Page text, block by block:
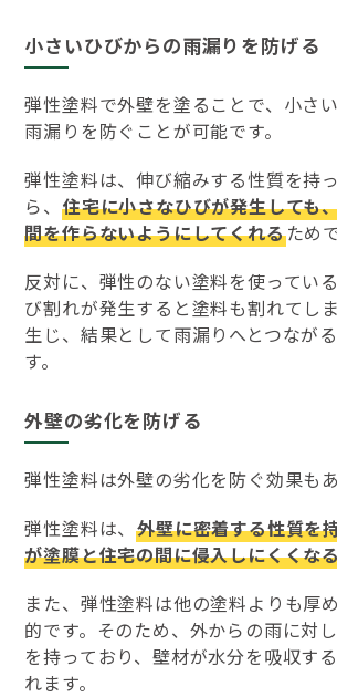
小さいひびからの雨漏りを防げる
弾性塗料で外壁を塗ることで、小さ
雨漏りを防ぐことが可能です。
弾性塗料は、伸び縮みする性質を持
ら、 住宅に小さなひびが発生しても
間を作らないようにしてくれるため
反対に、弾性のない塗料を使ってい
び割れが発生すると塗料も割れてし
生じ、結果として雨漏りへとつなが
す。
外壁の劣化を防げる
弾性塗料は外壁の劣化を防ぐ効果もあ
弾性塗料は、外壁に密着する性質を
が塗膜と住宅の間に侵入しにくくな
また、弾性塗料は他の塗料よりも厚
的です。そのため、外からの雨に対
を持っており、壁材が水分を吸収す
れます。